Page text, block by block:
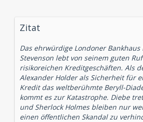
Zitat
Das ehrwürdige Londoner Bankhaus
Stevenson lebt von seinem guten
risikoreichen Kreditgeschäften. Als
Alexander Holder als Sicherheit für
Kredit das weltberühmte Beryll-
kommt es zur Katastrophe. Diebe
und Sherlock Holmes bleiben nur
einen öffentlichen Skandal zu